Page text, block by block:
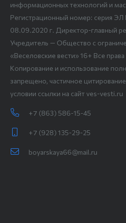
информационных технологий и
Регистрационный номер: серия
08.09.2020 г. Директор-главный
Учредитель — Общество с
«Веселовские вести» 16+ Все
Копирование и использование
запрещено, частичное
условии ссылки на сайт ves-vesti.ru
+7 (863) 586-15-45
+7 (928) 135-29-25
boyarskaya66@mail.ru